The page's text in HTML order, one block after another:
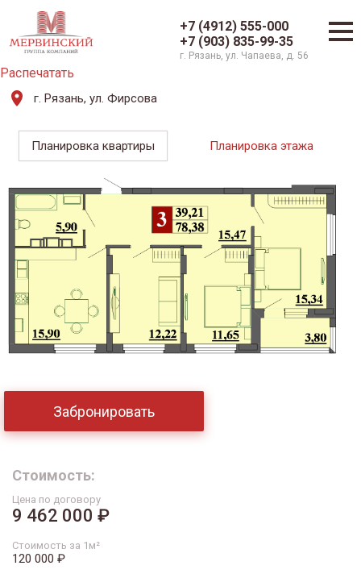
+7 (4912) 555-000
+7 (903) 835-99-35
г. Рязань, ул. Чапаева, д. 56
Распечатать
г. Рязань, ул. Фирсова
Планировка квартиры Планировка этажа
Забронировать
Стоимость:
Цена по договору
9 462 000 ₽
Стоимость за 1м²
120 000 ₽